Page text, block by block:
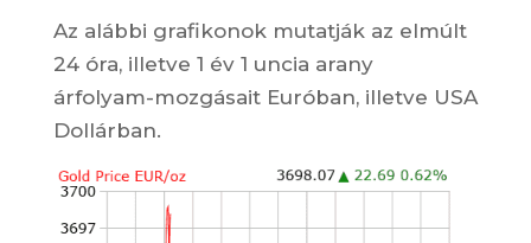
Az alábbi grafikonok mutatják az elmúlt
24 óra, illetve 1 év 1 uncia arany
árfolyam-mozgásait Euróban, illetve USA
Dollárban.